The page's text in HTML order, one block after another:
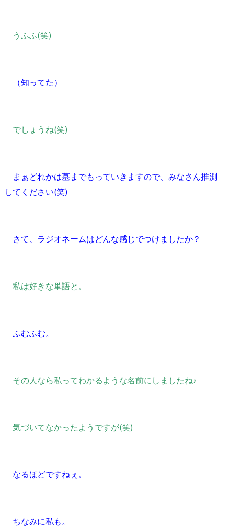
うふふ(笑)
（知ってた）
でしょうね(笑)
まぁどれかは墓までもっていきますので、みなさん推測
してください(笑)
さて、ラジオネームはどんな感じでつけましたか？
私は好きな単語と。
ふむふむ。
その人なら私ってわかるような名前にしましたね♪
気づいてなかったようですが(笑)
なるほどですねぇ。
ちなみに私も。